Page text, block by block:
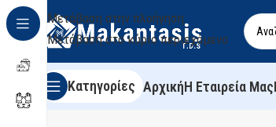
Μετάβαση στην πλοήγηση
Μετάβαση στο κύριο περιεχόμενο
Κατηγορίες ΑρχικήΗ Εταιρεία Μας